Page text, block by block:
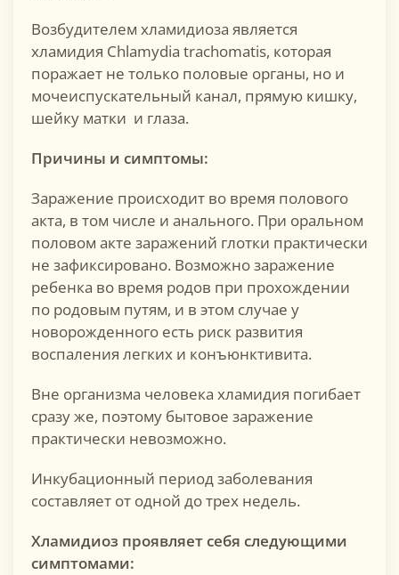
Возбудителем хламидиоза является
хламидия Chlamydia trachomatis, которая
поражает не только половые органы, но и
мочеиспускательный канал, прямую кишку,
шейку матки и глаза.
Причины и симптомы:
Заражение происходит во время полового
акта, в том числе и анального. При оральном
половом акте заражений глотки практически
не зафиксировано. Возможно заражение
ребенка во время родов при прохождении
по родовым путям, и в этом случае у
новорожденного есть риск развития
воспаления легких и конъюнктивита.
Вне организма человека хламидия погибает
сразу же, поэтому бытовое заражение
практически невозможно.
Инкубационный период заболевания
составляет от одной до трех недель.
Хламидиоз проявляет себя следующими
симптомами: